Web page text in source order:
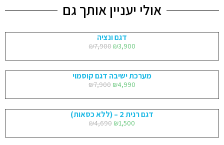
אולי יעניין אותך גם
דגם ונציה
₪7,900 ₪3,900
מערכת ישיבה דגם קוסמוי
₪7,900 ₪4,990
דגם רנית 2 – (ללא כסאות)
₪4,690 ₪1,500